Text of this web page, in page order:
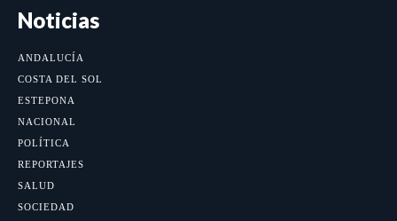
Noticias
ANDALUCÍA
COSTA DEL SOL
ESTEPONA
NACIONAL
POLÍTICA
REPORTAJES
SALUD
SOCIEDAD